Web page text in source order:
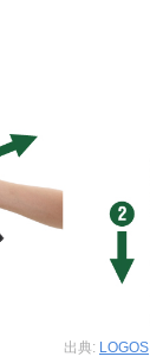
出典: LOGOS